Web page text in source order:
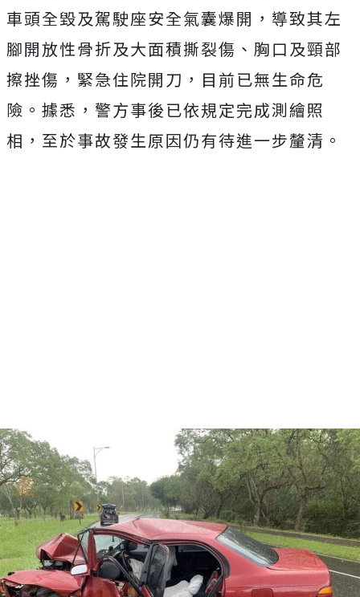
車頭全毀及駕駛座安全氣囊爆開，導致其左
腳開放性骨折及大面積撕裂傷、胸口及頸部
擦挫傷，緊急住院開刀，目前已無生命危
險。據悉，警方事後已依規定完成測繪照
相，至於事故發生原因仍有待進一步釐清。